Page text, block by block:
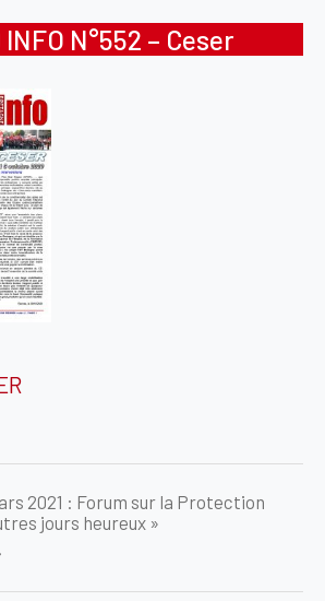
INFO N°552 – Ceser
2021 : Forum sur la Protection
jours heureux »